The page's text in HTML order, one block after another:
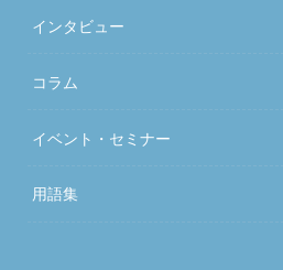
インタビュー
コラム
イベント・セミナー
用語集